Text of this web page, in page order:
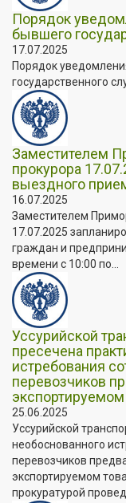
Порядок
бывшего
17.07.2025
Порядок
государственного
Заместителем
прокурора
выездного
16.07.2025
Заместителем
17.07.2025
граждан и
времени с 10:00 по...
Уссурийской
пресечена
истребования
перевозчиков
экспортируемом
25.06.2025
Уссурийской
необоснованного
перевозчиков
экспортируемом
прокуратурой